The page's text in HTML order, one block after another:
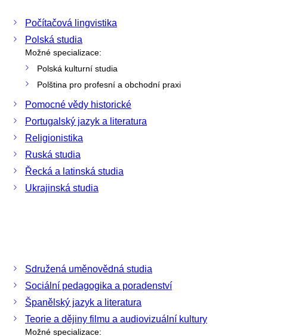
Počítačová lingvistika
Polská studia
Možné specializace:
Polská kulturní studia
Polština pro profesní a obchodní praxi
Pomocné vědy historické
Portugalský jazyk a literatura
Religionistika
Ruská studia
Řecká a latinská studia
Ukrajinská studia
Sdružená uměnovědná studia
Sociální pedagogika a poradenství
Španělský jazyk a literatura
Teorie a dějiny filmu a audiovizuální kultury
Možné specializace: